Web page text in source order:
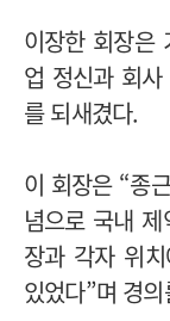
이장한 회장은
업 정신과 회
를 되새겼다.
이 회장은 “종
념으로 국내
장과 각자 위
있었다”며 경